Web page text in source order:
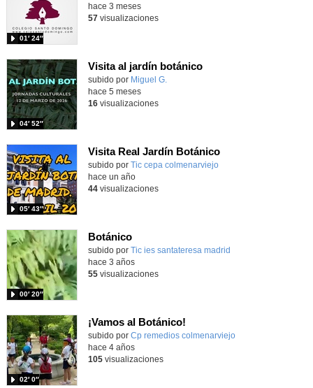
01′ 24″
hace 3 meses
57visualizaciones
Visita al jardín botánico
Contenido educativo.
subido por Miguel G.
04′ 52″
hace 5 meses
16visualizaciones
Visita Real Jardín Botánico
subido por Tic cepa colmenarviejo
05′ 43″
-
hace un año
44visualizaciones
Botánico
subido por Tic ies santateresa madrid
00′ 20″
hace 3 años
55visualizaciones
¡Vamos al Botánico!
Contenido educativo.
subido por Cp remedios colmenarviejo
02′ 0″
-
hace 4 años
105visualizaciones